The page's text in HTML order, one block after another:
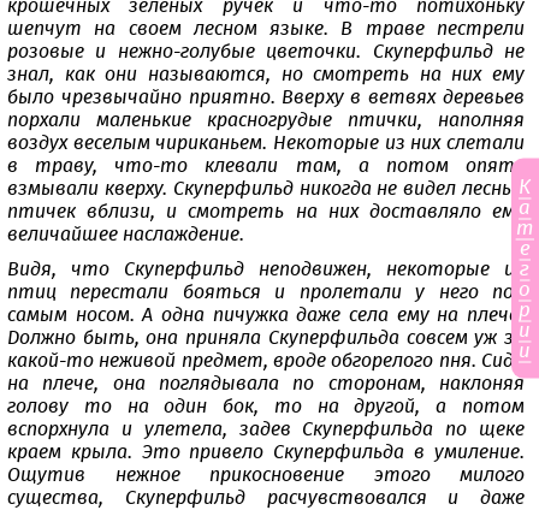
крошечных зеленых ручек и что-то потихоньку
шепчут на своем лесном языке. В траве пестрели
розовые и нежно-голубые цветочки. Скуперфильд не
знал, как они называются, но смотреть на них ему
было чрезвычайно приятно. Вверху в ветвях деревьев
порхали маленькие красногрудые птички, наполняя
воздух веселым чириканьем. Некоторые из них слетали
в траву, что-то клевали там, а потом опять
взмывали кверху. Скуперфильд никогда не видел лесных
птичек вблизи, и смотреть на них доставляло ему
величайшее наслаждение.
Видя, что Скуперфильд неподвижен, некоторые из
птиц перестали бояться и пролетали у него под
самым носом. А одна пичужка даже села ему на плечо.
Должно быть, она приняла Скуперфильда совсем уж за
какой-то неживой предмет, вроде обгорелого пня. Сидя
на плече, она поглядывала по сторонам, наклоняя
голову то на один бок, то на другой, а потом
вспорхнула и улетела, задев Скуперфильда по щеке
краем крыла. Это привело Скуперфильда в умиление.
Ощутив нежное прикосновение этого милого
существа, Скуперфильд расчувствовался и даже
К
а
т
е
г
о
р
и
и